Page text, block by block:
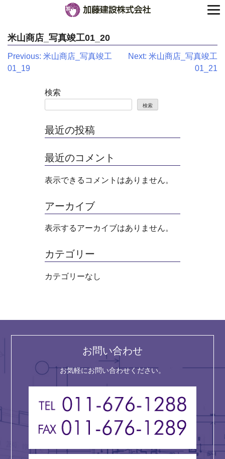
米山商店_写真竣工01_20
投
稿
Previous: 米山商店_写真竣工
01_19
Next: 米山商店_写真竣工
01_21
検索
検索
最近の投稿
最近のコメント
表示できるコメントはありません。
アーカイブ
表示するアーカイブはありません。
カテゴリー
カテゴリーなし
お問い合わせ
お気軽にお問い合わせください。